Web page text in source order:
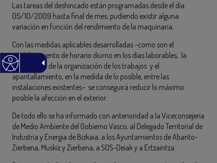
Las tareas del deshincado están programadas desde el día
05/10/2009 hasta final de mes, pudiendo existir alguna
variación en función del rendimiento de la maquinaria.
Con las medidas aplicables desarrolladas –como son el
establecimiento de horario diurno en los días laborables, la
adecuación de la organización de los trabajos y el
apantallamiento, en la medida de lo posible, entre las
instalaciones existentes– se conseguirá reducir lo máximo
posible la afección en el exterior.
De todo ello se ha informado con anterioridad a la Viceconsejería
de Medio Ambiente del Gobierno Vasco, al Delegado Territorial de
Industria y Energía de Bizkaia, a los Ayuntamientos de Abanto-
Zierbena, Muskiz y Zierbena, a SOS-Deiak y a Ertzaintza.